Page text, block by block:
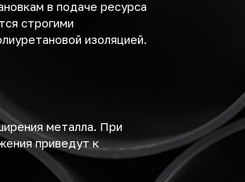
в подаче ресурса
строгими
изоляцией.
металла. При
приведут к